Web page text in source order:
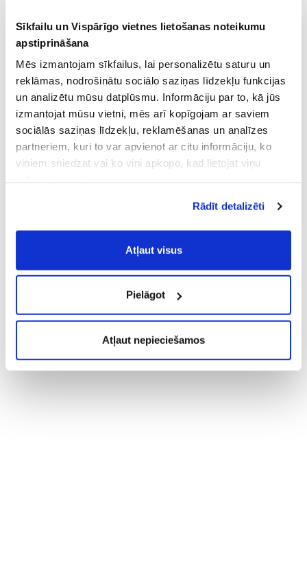
Sīkfailu un Vispārīgo vietnes lietošanas noteikumu
apstiprināšana
Mēs izmantojam sīkfailus, lai personalizētu saturu un
reklāmas, nodrošinātu sociālo saziņas līdzekļu funkcijas
un analizētu mūsu datplūsmu. Informāciju par to, kā jūs
izmantojat mūsu vietni, mēs arī kopīgojam ar saviem
sociālās saziņas līdzekļu, reklamēšanas un analīzes
partneriem, kuri to var apvienot ar citu informāciju, ko
viņiem sniedzat vai ko viņi apkopo, kad lietojat viņu
Vispārīgiem vietnes lietošanas
noteikumiem(saīsināti - VVLN).
Rādīt detalizēti
Atļaut visus
Pielāgot
Atļaut nepieciešamos